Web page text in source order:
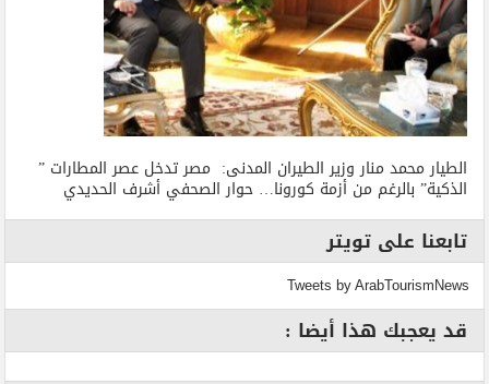
الطيار محمد منار وزير الطيران المدنى: مصر تدخل عصر المطارات ”
الذكية” بالرغم من أزمة كورونا… حوار الصحفي أشرف الحديدي
تابعنا على تويتر
Tweets by ArabTourismNews
قد يعجبك هذا أيضا :